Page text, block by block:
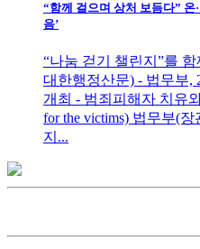
“함께 걸으며 상처 보듬다” 온
음’
“나눔 걷기 챌린지”를
대한행정산문) - 법무부,
개최 - 범죄피해자 치유
for the victims) 법무부(
지...